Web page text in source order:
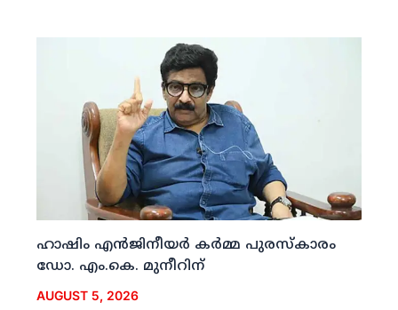
ഹാഷിം എന്‍ജിനീയര്‍ കര്‍മ്മ പുരസ്‌കാരം
ഡോ. എം.കെ. മുനീറിന്
AUGUST 5, 2026